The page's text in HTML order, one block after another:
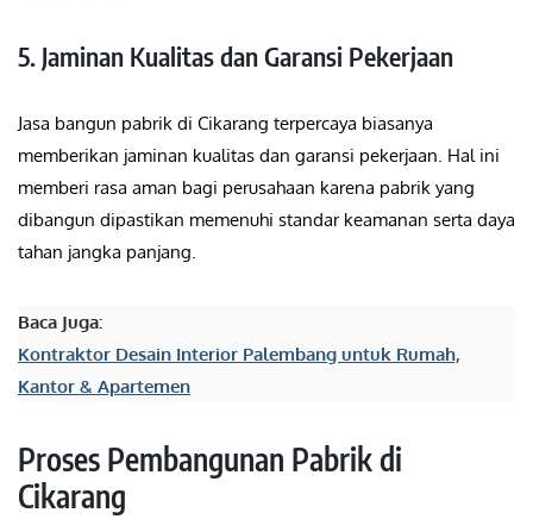
5. Jaminan Kualitas dan Garansi Pekerjaan
Jasa bangun pabrik di Cikarang terpercaya biasanya
memberikan jaminan kualitas dan garansi pekerjaan. Hal ini
memberi rasa aman bagi perusahaan karena pabrik yang
dibangun dipastikan memenuhi standar keamanan serta daya
tahan jangka panjang.
Baca Juga:
Kontraktor Desain Interior Palembang untuk Rumah,
Kantor & Apartemen
Proses Pembangunan Pabrik di
Cikarang